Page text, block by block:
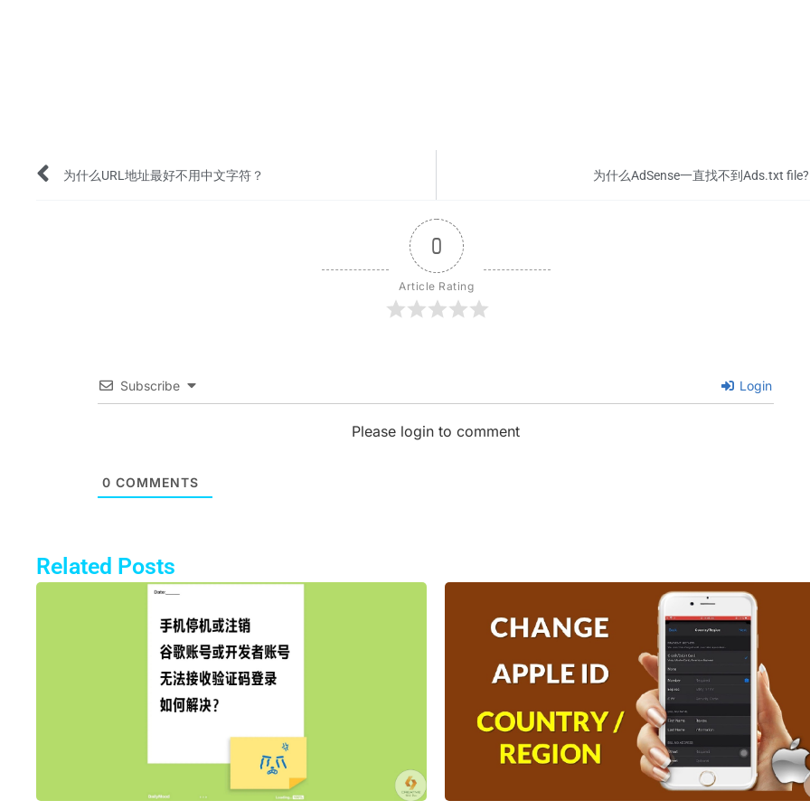
Prev
为什么URL地址最好不用中文字符？ 为什么AdSense一直找不到Ads.txt file?
0
Article Rating
Subscribe Login
Please login to comment
0 COMMENTS
Related Posts